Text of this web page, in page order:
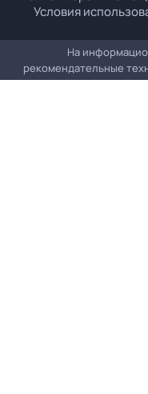
Условия
На
рекомендательные